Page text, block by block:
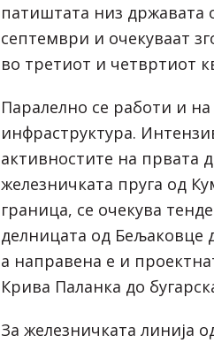
патиштата низ државата
септември и очекуваат
во третиот и четвртиот
Паралелно се работи и
инфраструктура.
активностите на првата
железничката пруга од
граница, се очекува
делницата од Бељаковце
а направена е и
Крива Паланка до
За железничката линија